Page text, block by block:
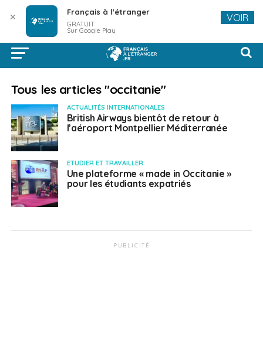
Tous les articles "occitanie"
ACTUALITÉS INTERNATIONALES
British Airways bientôt de retour à
l’aéroport Montpellier Méditerranée
ETUDIER ET TRAVAILLER
Une plateforme « made in Occitanie »
pour les étudiants expatriés
PUBLICITÉ
✕ Français à l'étranger
GRATUIT
Sur Google Play
VOIR